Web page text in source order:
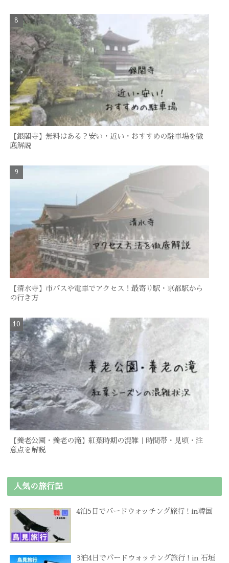
【銀閣寺】無料はある？安い・近い・おすすめの駐車場を徹
底解説
【清水寺】市バスや電車でアクセス！最寄り駅・京都駅から
の行き方
【養老公園・養老の滝】紅葉時期の混雑｜時間帯・見頃・注
意点を解説
人気の旅行記
4泊5日でバードウォッチング旅行 ! in韓国
3泊4日でバードウォッチング旅行 ! in 石垣